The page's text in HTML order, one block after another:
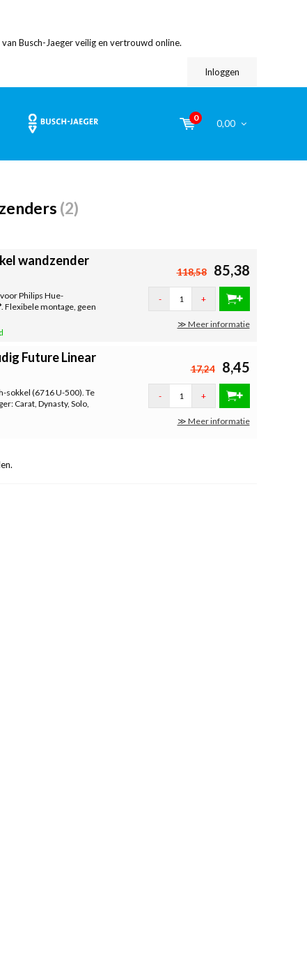
Busch-Jaeger veilig en vertrouwd online.
Inloggen
0
0,00
(2)
wandzender
Philips Hue-
Flexibele montage, geen
118,58 85,38
- +
≫ Meer informatie
Future Linear
sokkel (6716 U-500). Te
Carat, Dynasty, Solo,
17,24 8,45
- +
≫ Meer informatie